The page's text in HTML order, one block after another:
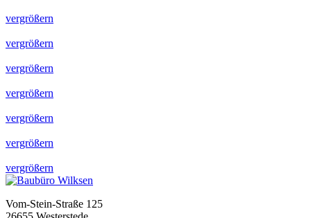
vergrößern
vergrößern
vergrößern
vergrößern
vergrößern
vergrößern
vergrößern
Vom-Stein-Straße 125